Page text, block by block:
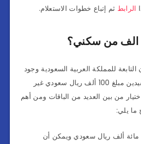
الرابط ثم إتباع خطوات الاستعلام.
للمملكة العربية السعودية وجود
برنامج يعطي للمستفيدين مبلغ 100 ألف ريال سعودي غير
من بين العديد من الباقات ومن أهم
ما يلي:
مائة ألف ريال سعودي ويمكن أن